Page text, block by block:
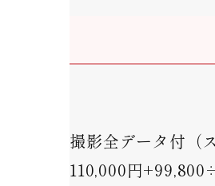
撮影全データ付（
110,000円